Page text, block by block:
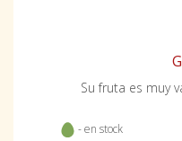
Su fruta es muy
- en stock